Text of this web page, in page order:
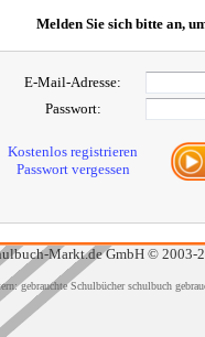
Melden Sie sich bitte an,
E-Mail-Adresse:
Passwort:
Kostenlos registrieren
Passwort vergessen
Markt.de GmbH © 2003-
gebrauchte Schulbücher schulbuch